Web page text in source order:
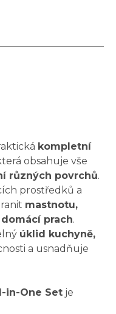
kompletní
obsahuje vše
různých povrchů.
prostředků a
mastnotu,
prach.
úklid kuchyně,
a usnadňuje
in-One Set je